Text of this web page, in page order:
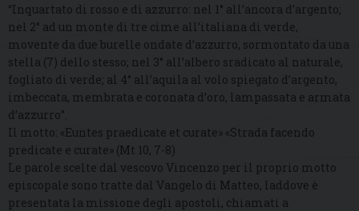
“Inquartato di rosso e di azzurro: nel 1° all’ancora d’argento;
nel 2° ad un monte di tre cime all’italiana di verde,
movente da due burelle ondate d’azzurro, sormontato da una
stella (7) dello stesso; nel 3° all’albero sradicato al naturale,
fogliato di verde; al 4° all’aquila al volo spiegato d’argento,
imbeccata, membrata e coronata d’oro, lampassata e armata
d’azzurro”.
Il motto: «Euntes praedicate et curate» «Strada facendo
predicate e curate» (Mt 10, 7-8)
Le parole scelte dal vescovo Vincenzo per il proprio motto
episcopale sono tratte dal Vangelo di Matteo, laddove è
presentata la missione degli apostoli, chiamati a